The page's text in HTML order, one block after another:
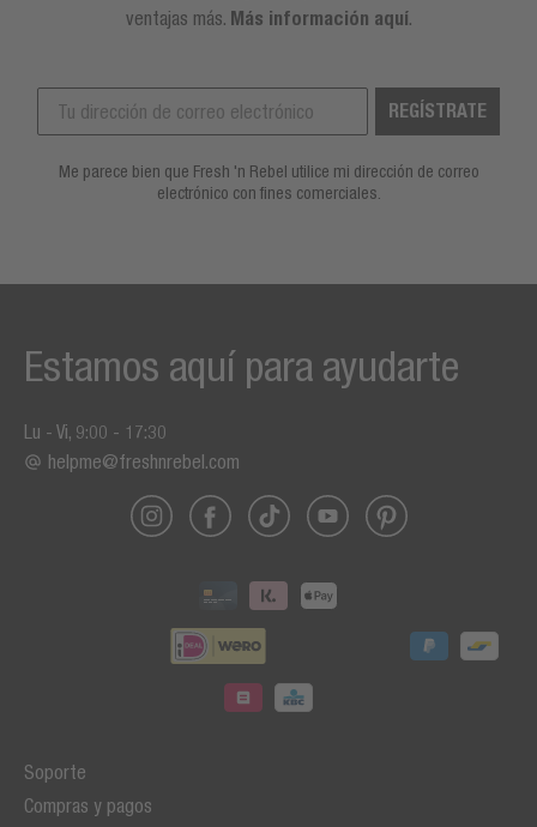
ventajas más. Más información aquí.
REGÍSTRATE
Me parece bien que Fresh 'n Rebel utilice mi dirección de correo
electrónico con fines comerciales.
Soporte
Compras y pagos
Estamos aquí para ayudarte
Lu - Vi, 9:00 - 17:30
helpme@freshnrebel.com